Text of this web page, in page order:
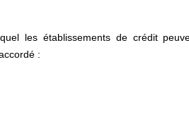
les établissements de crédit
: